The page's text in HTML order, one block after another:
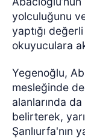
yolculuğunu
yaptığı değerli
okuyuculara
Yegenoğlu,
mesleğinde
alanlarında
belirterek,
Şanlıurfa'nın